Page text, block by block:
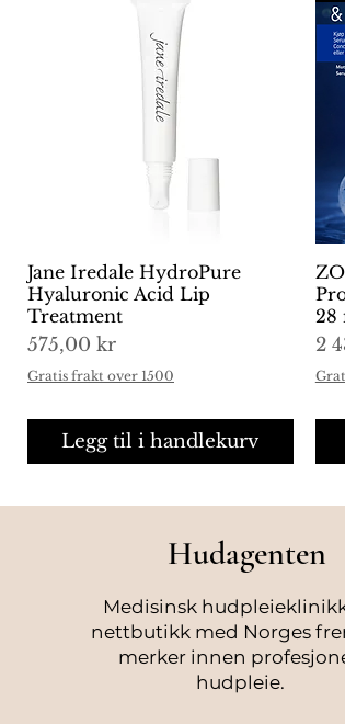
Hurtigvisning
Jane Iredale HydroPure
Hyaluronic Acid Lip
Treatment
Pris
575,00 kr
Gratis frakt over 1500
Legg til i handlekurv
28
2
Hudagenten
Medisinsk
nettbutikk med Norges
merker innen
hudpleie.